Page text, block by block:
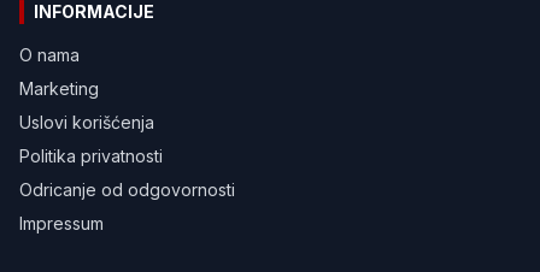
INFORMACIJE
O nama
Marketing
Uslovi korišćenja
Politika privatnosti
Odricanje od odgovornosti
Impressum